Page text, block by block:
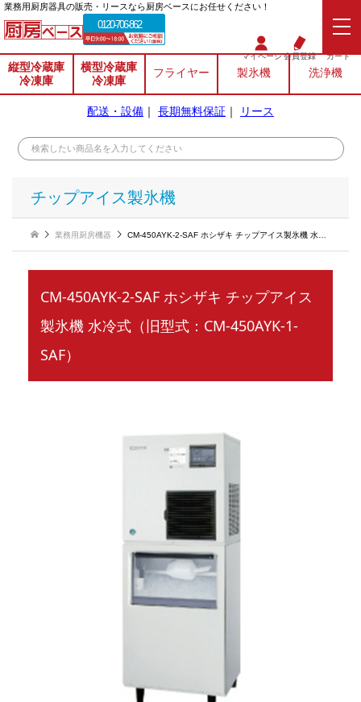
業務⽤厨房器具の販売・リースなら厨房ベースにお任せください！
0120-706-862
マイページ会員登録 カート
縦型冷蔵庫
冷凍庫
横型冷蔵庫
冷凍庫
フライヤー 製氷機 洗浄機
配送・設備 ｜ 長期無料保証 ｜ リース
チップアイス製氷機
業務用厨房機器 CM-450AYK-2-SAF ホシザキ チップアイス製氷機 水冷式（旧型式：CM-450AYK-1-SAF）
CM-450AYK-2-SAF ホシザキ チップアイス
製氷機 水冷式（旧型式：CM-450AYK-1-
SAF）